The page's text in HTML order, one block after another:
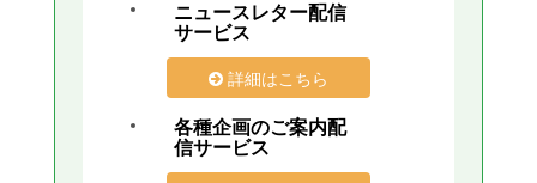
ニュースレター配信
サービス
詳細はこちら
各種企画のご案内配
信サービス